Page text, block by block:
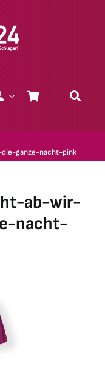
ganze-nacht-pink
ab-wir-
nacht-